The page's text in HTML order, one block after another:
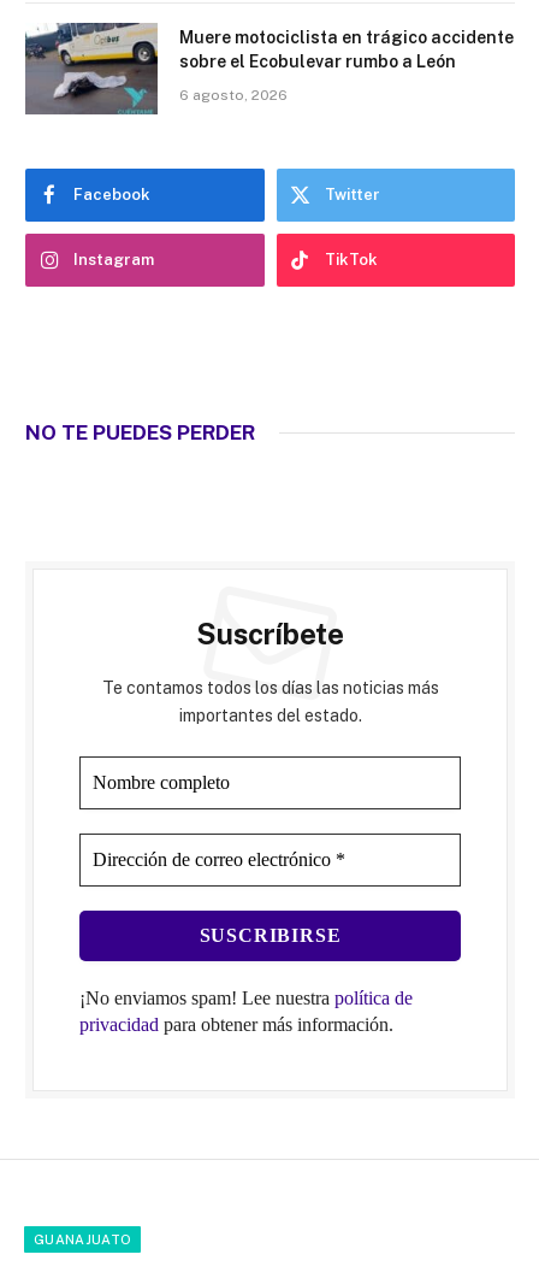
Muere motociclista en trágico accidente
sobre el Ecobulevar rumbo a León
6 agosto, 2026
Facebook Twitter
Instagram TikTok
NO TE PUEDES PERDER
Suscríbete
Te contamos todos los días las noticias más
importantes del estado.
¡No enviamos spam! Lee nuestra política de
privacidad para obtener más información.
GUANAJUATO